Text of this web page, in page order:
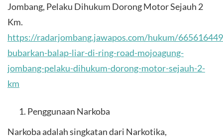
Jombang, Pelaku Dihukum Dorong Motor Sejauh 2
Km.
https://radarjombang.jawapos.com/hukum/
bubarkan-balap-liar-di-ring-road-mojoagung-
jombang-pelaku-dihukum-dorong-motor-sejauh-2-
km
Penggunaan Narkoba
Narkoba adalah singkatan dari Narkotika,